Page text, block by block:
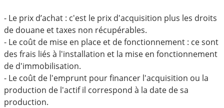
- Le prix d’achat : c'est le prix d'acquisition plus les droits
de douane et taxes non récupérables.
- Le coût de mise en place et de fonctionnement : ce sont
des frais liés à l'installation et la mise en fonctionnement
de d'immobilisation.
- Le coût de l'emprunt pour financer l'acquisition ou la
production de l'actif il correspond à la date de sa
production.